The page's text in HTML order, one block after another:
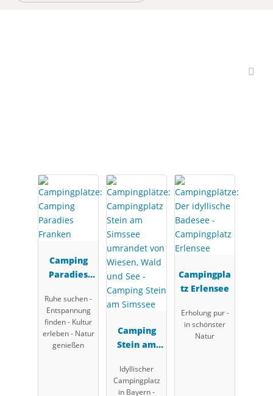
Camping
Paradies
Ruhe suchen -
Entspannung
finden - Kultur
erleben - Natur
genießen
Camping
Stein am
Idyllischer
Campingplatz
in Bayern -
Campingpla
tz Erlensee
Erholung pur -
in schönster
Natur